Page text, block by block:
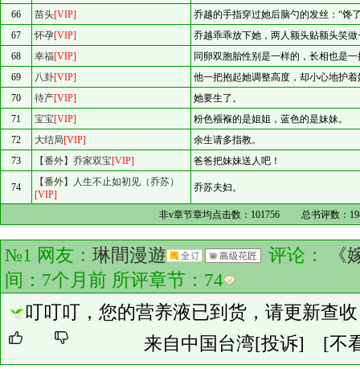
66
苗头[VIP]
乔越的手指穿过她后脑勺的发丝：“馋
67
怀孕[VIP]
乔越乖乖放下她，两人额头贴额头笑
68
幸福[VIP]
同卵双胞胎性别是一样的，长相也是
69
八卦[VIP]
他一把抱起她调整高度，却小心地护
70
待产[VIP]
她要生了。
71
宝宝[VIP]
粉色襁褓的是姐姐，蓝色的是妹妹。
72
大结局[VIP]
余生请多指教。
73
【番外】乔家双宝[VIP] 爸爸把妹妹送人吧！
74
【番外】人生不止如初见（乔苏）
[VIP]
乔苏夫妇。
非v章节章均点击数： 101756 总书评数：
№1 网友： 琳間漫遊 评论：
《
间：7个月前 所评章节： 74
叮叮叮，您的营养液已到货，请更新查
来自中国台湾[投诉] [不